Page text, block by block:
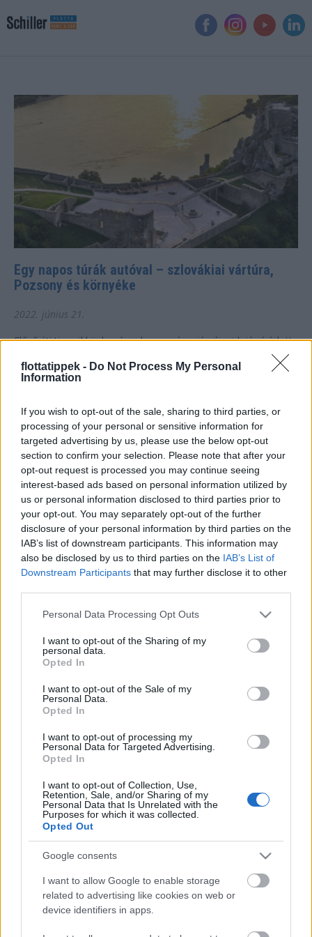
flottatippek - Do Not Process My Personal
Information
If you wish to opt-out of the sale, sharing to third parties, or
processing of your personal or sensitive information for
targeted advertising by us, please use the below opt-out
section to confirm your selection. Please note that after your
opt-out request is processed you may continue seeing
interest-based ads based on personal information utilized by
us or personal information disclosed to third parties prior to
your opt-out. You may separately opt-out of the further
disclosure of your personal information by third parties on the
IAB’s list of downstream participants. This information may
also be disclosed by us to third parties on the IAB’s List of
Downstream Participants that may further disclose it to other
Please note that this website/app uses one or more Google
not limited to your visit or usage behaviour. You may click to
grant or deny consent to Google and its third-party tags to
use your data for below specified purposes in below Google
consent section.
Personal Data Processing Opt Outs
I want to opt-out of the Sharing of my
personal data.
Opted In
I want to opt-out of the Sale of my
Personal Data.
Opted In
I want to opt-out of processing my
Personal Data for Targeted Advertising.
Opted In
I want to opt-out of Collection, Use,
Retention, Sale, and/or Sharing of my
Personal Data that Is Unrelated with the
Purposes for which it was collected.
Opted Out
Google consents
I want to allow Google to enable storage
related to advertising like cookies on web or
device identifiers in apps.
Egy napos túrák autóval – szlovákiai vártúra,
Pozsony és környéke
2022. június 21.
Előző úti tipp cikkünk még a koronavírus járvány idején íródott,
így abban leginkább a hazai tájakon próbáltunk érdekes úti
célokat kínálni. Szerencsére a lezárásoknak vége, a...
Biztos szükségünk van saját autóra?
hírek, ám mégis, a való életben, néhány autómegosztó cég
megjelenésén kívül nem látjuk jelét annak, hogy a piac
nyugatra új, eddig nálunk még szinte ismeretlen üzleti
modellek…
Operatív vagy pénzügyi lízing, melyiket
szeressem?